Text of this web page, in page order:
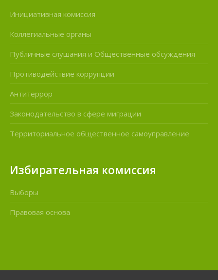
Инициативная комиссия
Коллегиальные органы
Публичные слушания и Общественные обсуждения
Противодействие коррупции
Антитеррор
Законодательство в сфере миграции
Территориальное общественное самоуправление
Избирательная комиссия
Выборы
Правовая основа